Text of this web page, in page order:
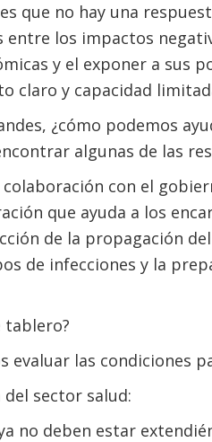
que no hay una
entre los impactos
y el exponer a sus
claro y capacidad
¿cómo podemos
algunas de las
colaboración con el
que ayuda a los
de la propagación
de infecciones y la
tablero?
evaluar las condiciones
sector salud:
no deben estar